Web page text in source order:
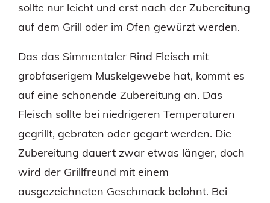
sollte nur leicht und erst nach der Zubereitung
auf dem Grill oder im Ofen gewürzt werden.
Das das Simmentaler Rind Fleisch mit
grobfaserigem Muskelgewebe hat, kommt es
auf eine schonende Zubereitung an. Das
Fleisch sollte bei niedrigeren Temperaturen
gegrillt, gebraten oder gegart werden. Die
Zubereitung dauert zwar etwas länger, doch
wird der Grillfreund mit einem
ausgezeichneten Geschmack belohnt. Bei